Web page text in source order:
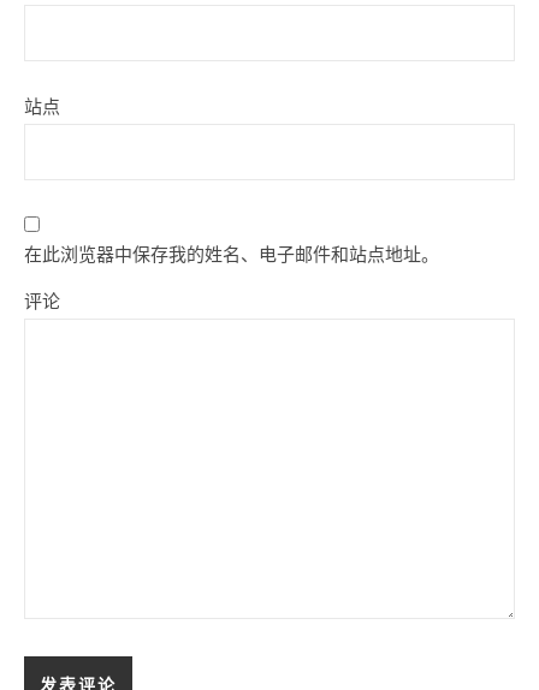
站点
在此浏览器中保存我的姓名、电子邮件和站点地址。
评论